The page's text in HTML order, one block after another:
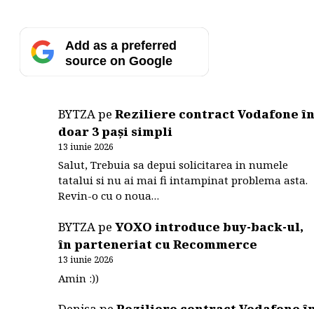
Add as a preferred
source on Google
BYTZApeReziliere contract Vodafone
doar 3 pași simpli
13 iunie 2026
Salut, Trebuia sa depui solicitarea in numele
tatalui si nu ai mai fi intampinat problema asta.
Revin-o cu o noua…
BYTZApeYOXO introduce buy-back-ul,
în parteneriat cu Recommerce
13 iunie 2026
Amin :))